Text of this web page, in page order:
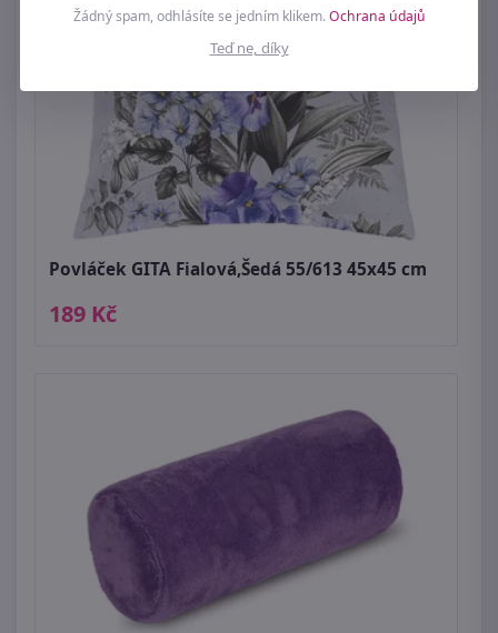
Povláček GITA Fialová,Šedá 55/613 45x45 cm
189 Kč
Žádný spam, odhlásíte se jedním klikem.Ochrana údajů
Teď ne, díky